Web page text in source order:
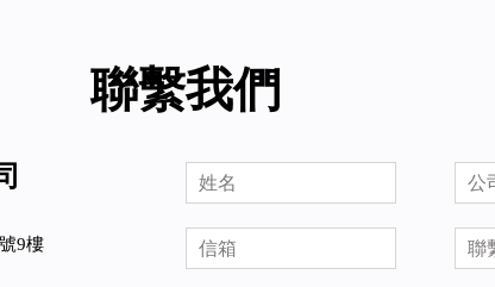
聯繫我們
9樓